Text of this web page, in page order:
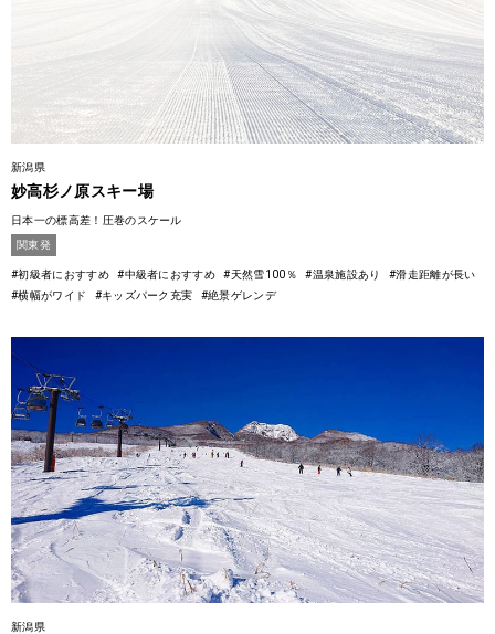
新潟県
妙高杉ノ原スキー場
日本一の標高差！圧巻のスケール
関東発
#初級者におすすめ #中級者におすすめ #天然雪100％ #温泉施設あり
#滑走距離が長い
#横幅がワイド
#キッズパーク充実 #絶景ゲレンデ
新潟県